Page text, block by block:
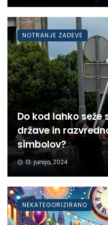
Do kod lahko
države in
simbolov?
13. junija, 2024
NOTRANJE ZADEVE
NEKATEGORIZIRANO